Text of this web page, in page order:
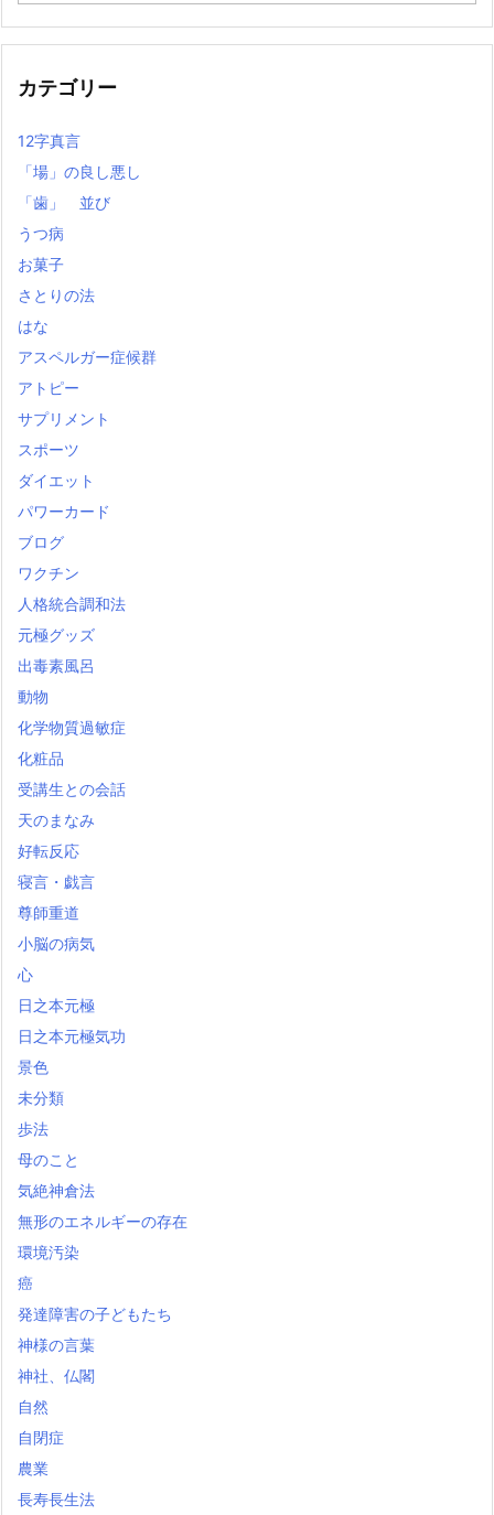
記
カテゴリー
12字真言
「場」の良し悪し
「歯」 並び
うつ病
お菓子
さとりの法
はな
アスペルガー症候群
アトピー
サプリメント
スポーツ
ダイエット
パワーカード
ブログ
ワクチン
人格統合調和法
元極グッズ
出毒素風呂
動物
化学物質過敏症
化粧品
受講生との会話
天のまなみ
好転反応
寝言・戯言
尊師重道
小脳の病気
心
日之本元極
日之本元極気功
景色
未分類
歩法
母のこと
気絶神倉法
無形のエネルギーの存在
環境汚染
癌
発達障害の子どもたち
神様の言葉
神社、仏閣
自然
自閉症
農業
長寿長生法